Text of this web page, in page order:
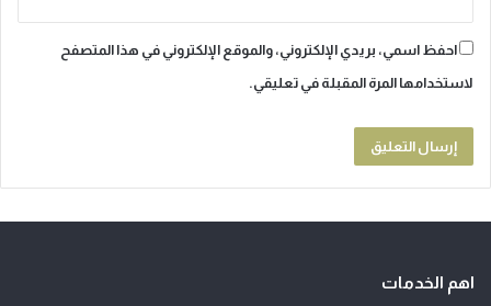
احفظ اسمي، بريدي الإلكتروني، والموقع الإلكتروني في هذا المتصفح
لاستخدامها المرة المقبلة في تعليقي.
اهم الخدمات